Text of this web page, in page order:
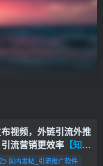
布视频，外链引流外推
流营销更效率 【知乎
国内发帖_引流推广软件